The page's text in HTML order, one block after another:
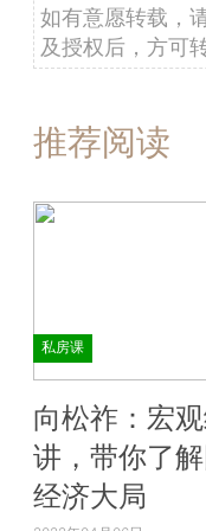
如有意愿转载，
及授权后，方可转
推荐阅读
私房课
向松祚：宏
讲，带你了
经济大局